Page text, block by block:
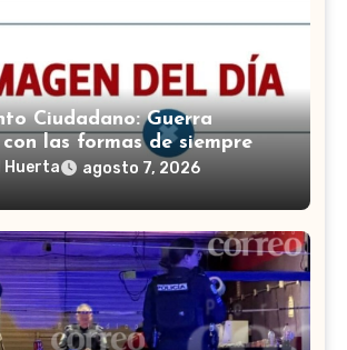
Ciudadano: Guerra
las formas de siempre
Huerta agosto 7, 2026